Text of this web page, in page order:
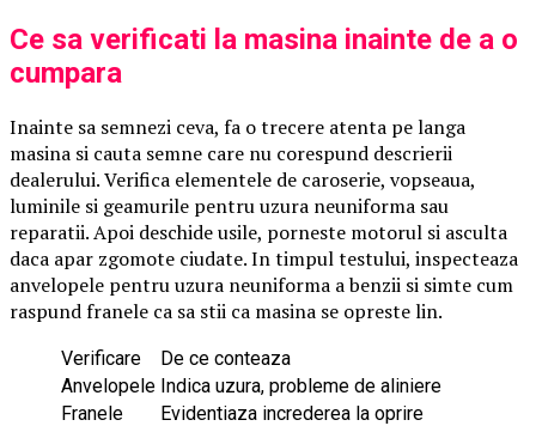
Ce sa verificati la masina inainte de a o
cumpara
Inainte sa semnezi ceva, fa o trecere atenta pe langa
masina si cauta semne care nu corespund descrierii
dealerului. Verifica elementele de caroserie, vopseaua,
luminile si geamurile pentru uzura neuniforma sau
reparatii. Apoi deschide usile, porneste motorul si asculta
daca apar zgomote ciudate. In timpul testului, inspecteaza
anvelopele pentru uzura neuniforma a benzii si simte cum
raspund franele ca sa stii ca masina se opreste lin.
Verificare
De ce conteaza
Anvelopele Indica uzura, probleme de aliniere
Franele
Evidentiaza increderea la oprire